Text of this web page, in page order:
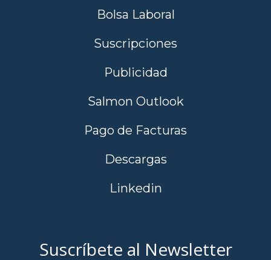
Bolsa Laboral
Suscripciones
Publicidad
Salmon Outlook
Pago de Facturas
Descargas
Linkedin
Suscríbete al Newsletter